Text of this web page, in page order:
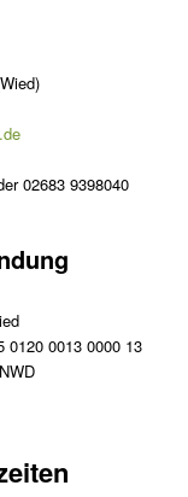
02683 9398040
0120 0013 0000 13